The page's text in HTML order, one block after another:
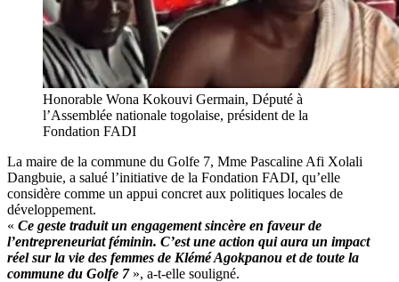
Honorable Wona Kokouvi Germain, Député à
l’Assemblée nationale togolaise, président de la
Fondation FADI
La maire de la commune du Golfe 7, Mme Pascaline Afi Xolali
Dangbuie, a salué l’initiative de la Fondation FADI, qu’elle
considère comme un appui concret aux politiques locales de
développement.
« Ce geste traduit un engagement sincère en faveur de
l’entrepreneuriat féminin. C’est une action qui aura un impact
réel sur la vie des femmes de Klémé Agokpanou et de toute la
commune du Golfe 7 », a-t-elle souligné.